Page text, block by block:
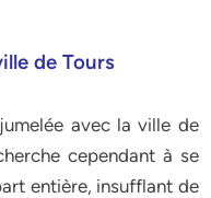
de Tours
avec la ville de
cependant à se
entière, insufflant de